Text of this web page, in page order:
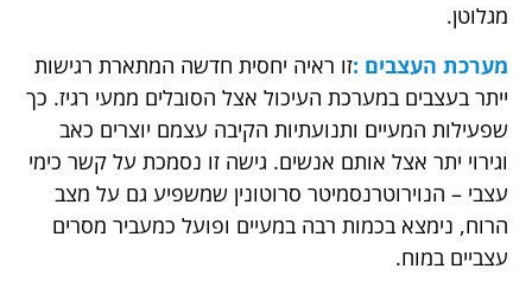
מגלוטן.
מערכת העצבים :זו ראיה יחסית חדשה המתארת רגישות
ייתר בעצבים במערכת העיכול אצל הסובלים ממעי רגיז. כך
שפעילות המעיים ותנועתיות הקיבה עצמם יוצרים כאב
וגירוי יתר אצל אותם אנשים. גישה זו נסמכת על קשר כימי
עצבי – הנוירוטרנסמיטר סרוטונין שמשפיע גם על מצב
הרוח, נימצא בכמות רבה במעיים ופועל כמעביר מסרים
עצביים במוח.